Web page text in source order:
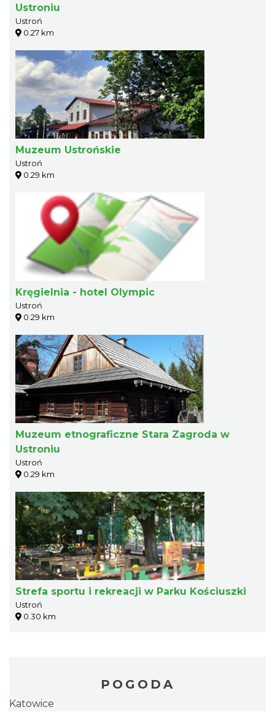
Ustroniu
Ustroń
0.27 km
Muzeum Ustrońskie
Ustroń
0.29 km
Kręgielnia - hotel Olympic
Ustroń
0.29 km
Muzeum etnograficzne Stara Zagroda w
Ustroniu
Ustroń
0.29 km
Strefa sportu i rekreacji w Parku Kościuszki
Ustroń
0.30 km
POGODA
Katowice